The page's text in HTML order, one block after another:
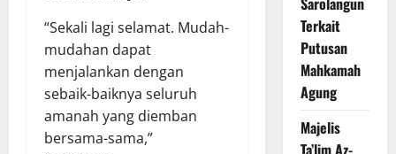
“Sekali lagi selamat. Mudah-
mudahan dapat
menjalankan dengan
sebaik-baiknya seluruh
amanah yang diemban
bersama-sama,”
Terkait
Putusan
Mahkamah
Agung
Majelis
Ta’lim Az-